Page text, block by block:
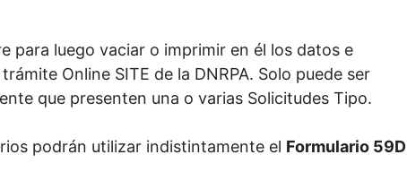
para luego vaciar o imprimir en él los datos e
Online SITE de la DNRPA. Solo puede ser
que presenten una o varias Solicitudes Tipo.
podrán utilizar indistintamente el Formulario 59D